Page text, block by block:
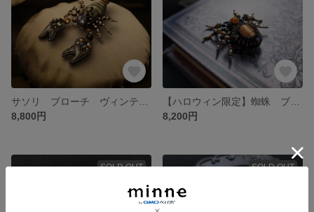
8,800円
8,200円
SOLD OUT SOLD OUT